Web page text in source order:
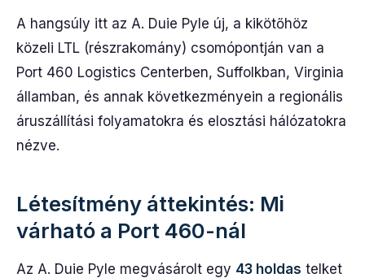
A hangsúly itt az A. Duie Pyle új, a kikötőhöz
közeli LTL (részrakomány) csomópontján van a
Port 460 Logistics Centerben, Suffolkban, Virginia
államban, és annak következményein a regionális
áruszállítási folyamatokra és elosztási hálózatokra
nézve.
Létesítmény áttekintés: Mi
várható a Port 460-nál
Az A. Duie Pyle megvásárolt egy 43 holdas telket